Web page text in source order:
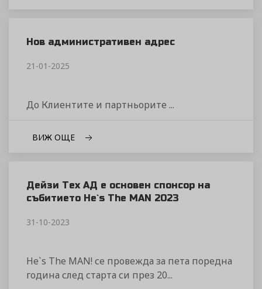
Нов административен адрес
21-01-2025
До Клиентите и партньорите ...
ВИЖ ОЩЕ
Дейзи Тех АД е основен спонсор на
събитието He`s The MAN 2023
31-10-2023
He`s The MAN! се провежда за пета поредна
година след старта си през 20...